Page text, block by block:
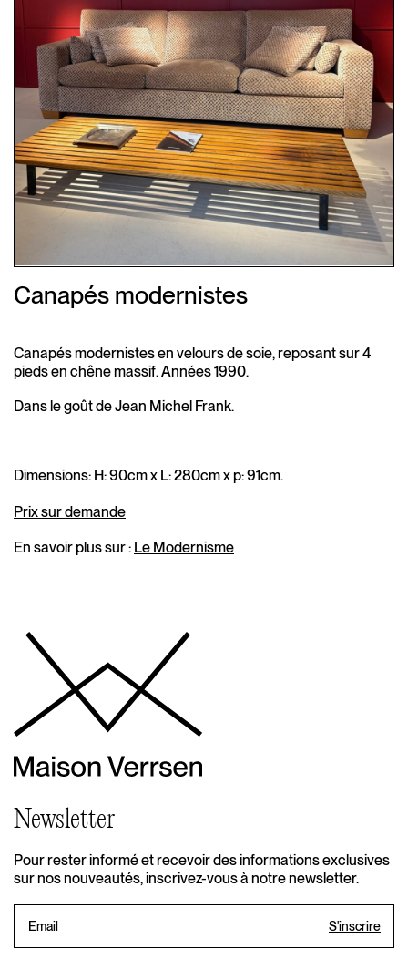
Canapés modernistes
Canapés modernistes en velours de soie, reposant sur 4
pieds en chêne massif. Années 1990.
Dans le goût de Jean Michel Frank.
Dimensions: H: 90cm x L: 280cm x p: 91cm.
Prix sur demande
En savoir plus sur : Le Modernisme
Newsletter
Pour rester informé et recevoir des informations exclusives
sur nos nouveautés, inscrivez-vous à notre newsletter.